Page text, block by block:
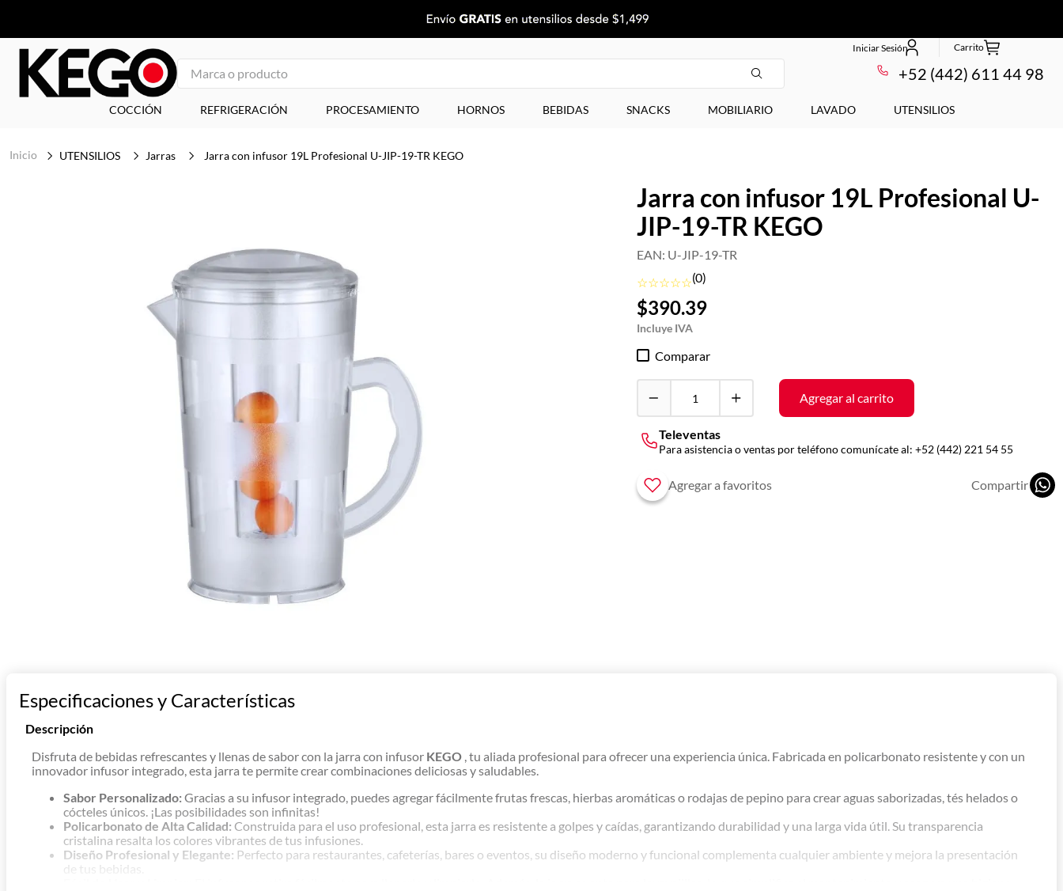
Marca o producto +52 (442) 611 44 98
COCCIÓN REFRIGERACIÓN PROCESAMIENTO HORNOS BEBIDAS SNACKS MOBILIARIO LAVADO UTENSILIOS
UTENSILIOS Jarras Jarra con infusor 19L Profesional U-JIP-19-TR KEGO
Jarra con infusor 19L Profesional U-
JIP-19-TR KEGO
EAN: U-JIP-19-TR
☆☆☆☆☆(0)
$390.39
Comparar
Agregar al carrito
Televentas
Para asistencia o ventas por teléfono comunícate al: +52 (442) 221 54 55
Especificaciones y Características
Descripción
Disfruta de bebidas refrescantes y llenas de sabor con la jarra con infusor KEGO , tu aliada profesional para ofrecer una experiencia única. Fabricada en policarbonato resistente y con un
innovador infusor integrado, esta jarra te permite crear combinaciones deliciosas y saludables.
Sabor Personalizado:Gracias a su infusor integrado, puedes agregar fácilmente frutas frescas, hierbas aromáticas o rodajas de pepino para crear aguas saborizadas, tés helados o
cócteles únicos. ¡Las posibilidades son infinitas!
Policarbonato de Alta Calidad: Construida para el uso profesional, esta jarra es resistente a golpes y caídas, garantizando durabilidad y una larga vida útil. Su transparencia
cristalina resalta los colores vibrantes de tus infusiones.
Diseño Profesional y Elegante: Perfecto para restaurantes, cafeterías, bares o eventos, su diseño moderno y funcional complementa cualquier ambiente y mejora la presentación
de tus bebidas.
congelador